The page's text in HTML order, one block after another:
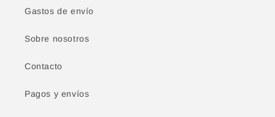
Gastos de envío
Sobre nosotros
Contacto
Pagos y envíos